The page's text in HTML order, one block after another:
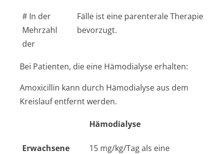
# In der
Mehrzahl
der
Fälle ist eine parenterale Therapie
bevorzugt.
Bei Patienten, die eine Hämodialyse erhalten:
Amoxicillin kann durch Hämodialyse aus dem
Kreislauf entfernt werden.
Hämodialyse
Erwachsene
15 mg/kg/Tag als eine